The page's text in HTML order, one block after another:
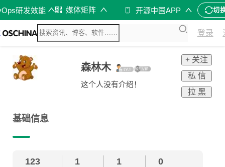
研发效能 媒体矩阵 开源中国APP 切
登录
森林木
这个人没有介绍！
+ 关注
私 信
拉 黑
基础信息
123 1 1 0